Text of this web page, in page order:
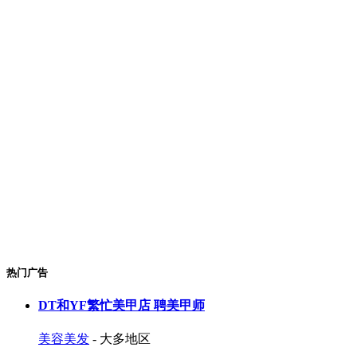
热门广告
DT和YF繁忙美甲店 聘美甲师
美容美发 - 大多地区